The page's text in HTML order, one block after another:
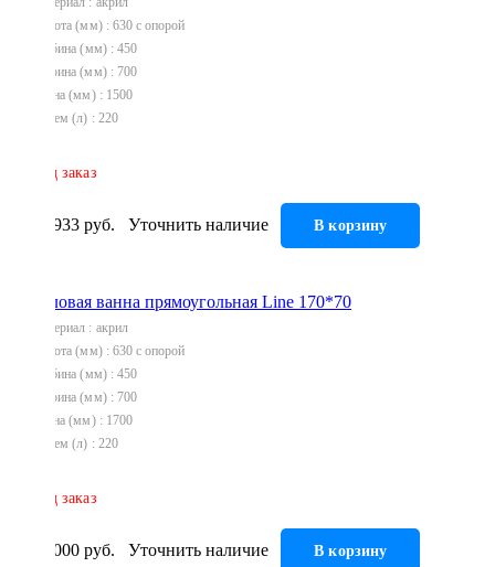
Высота (мм)
630 с опорой
Глубина (мм)
450
Ширина (мм)
700
Длина (мм)
1500
Объем (л)
220
Под заказ
13 933 руб. Уточнить наличие В корзину
Акриловая ванна прямоугольная Line 170*70
Материал
акрил
Высота (мм)
630 с опорой
Глубина (мм)
450
Ширина (мм)
700
Длина (мм)
1700
Объем (л)
220
Под заказ
15 000 руб. Уточнить наличие В корзину